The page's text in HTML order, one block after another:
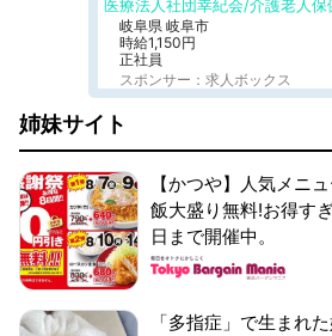
岐阜県 岐阜市
時給1,150円
正社員
スポンサー：求人ボックス
姉妹サイト
【かつや】人気メニ
飯大盛り無料!お得す
日まで開催中。
「多指症」で生まれ